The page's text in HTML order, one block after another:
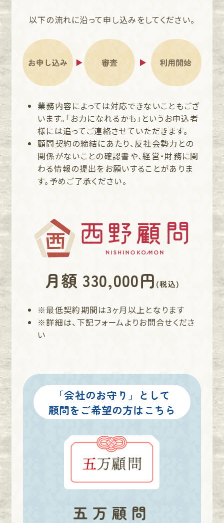
以下の流れに沿って申し込みをしてください。
業務内容によっては対応できないこともござ
います。「お力になれるかも」というお申込者
様には追ってご連絡させていただきます。
顧問契約の締結にあたり、反社会勢力との
関係がないことの確認書や、経営・財務に関
わる情報の提出をお願いすることがありま
す。予めご了承ください。
月額 330,000円 (税込)
※最低契約期間は3ヶ月以上となります
※詳細は、下記フォームよりお問合せくださ
い
「会社のお守り」として
顧問をご希望の方はこちら
五万顧問